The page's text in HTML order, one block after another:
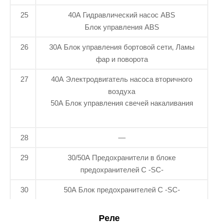
25
40А Гидравлический насос ABS
Блок управления ABS
26
30А Блок управления бортовой сети, Ламы
фар и поворота
27
40А Электродвигатель насоса вторичного
воздуха
50А Блок управления свечей накаливания
28 —
29
30/50А Предохранители в блоке
предохранителей С -SC-
30 50А Блок предохранителей C -SC-
Реле